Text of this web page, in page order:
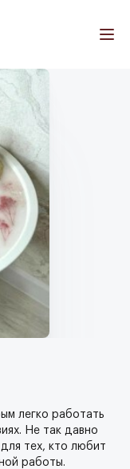
легко работать
Не так давно
тех, кто любит
работы.